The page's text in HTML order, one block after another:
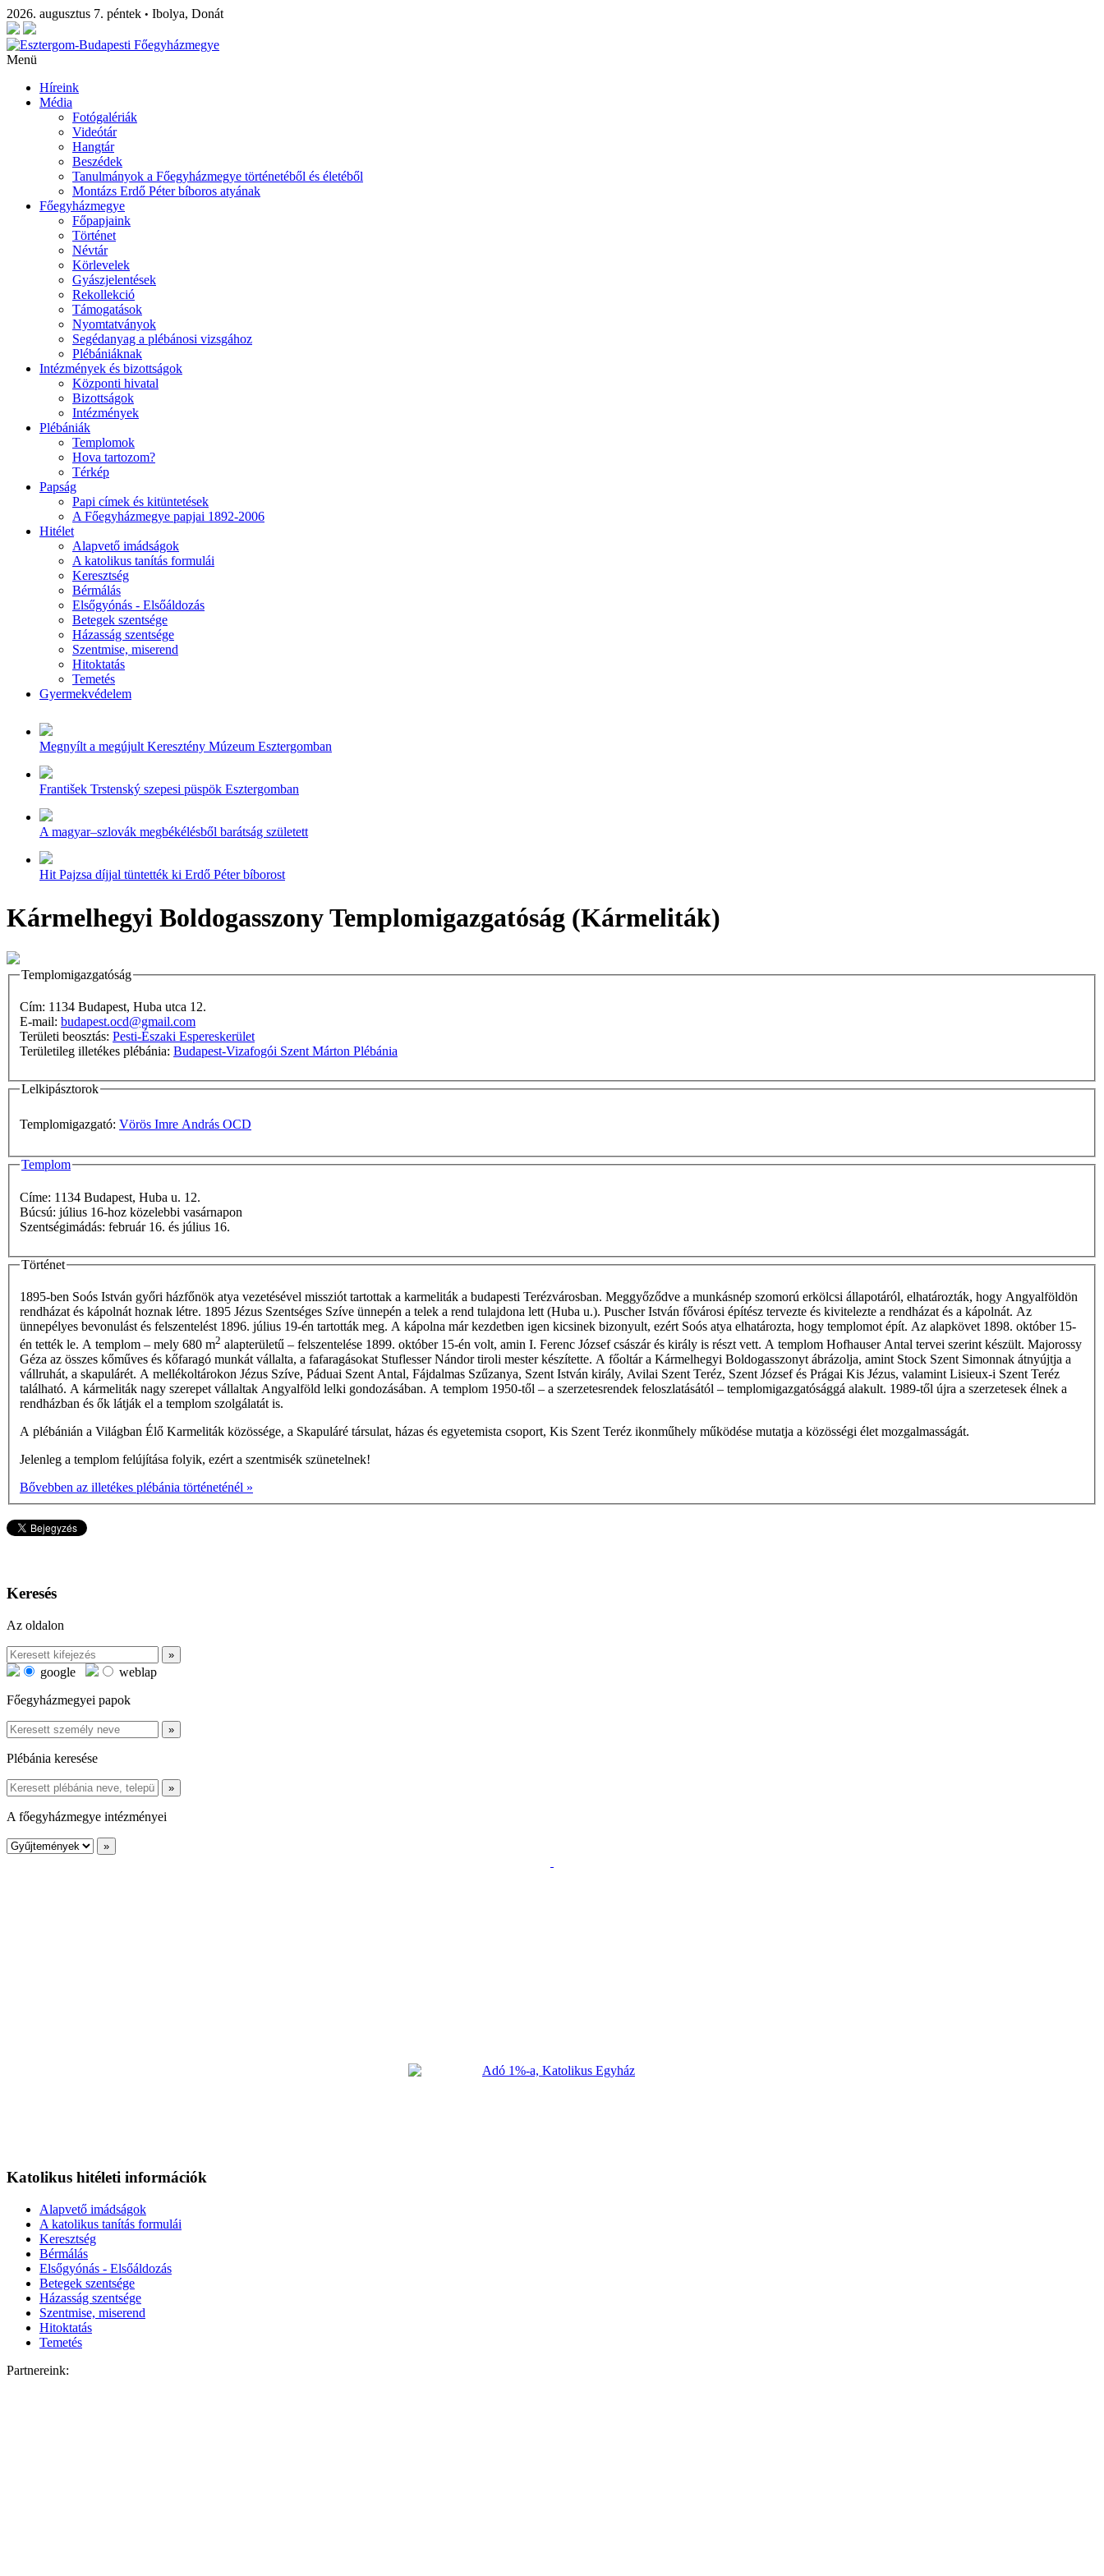
2026. augusztus 7. péntek • Ibolya, Donát
Menü
Híreink
Média
Fotógalériák
Videótár
Hangtár
Beszédek
Tanulmányok a Főegyházmegye történetéből és életéből
Montázs Erdő Péter bíboros atyának
Főegyházmegye
Főpapjaink
Történet
Névtár
Körlevelek
Gyászjelentések
Rekollekció
Támogatások
Nyomtatványok
Segédanyag a plébánosi vizsgához
Plébániáknak
Intézmények és bizottságok
Központi hivatal
Bizottságok
Intézmények
Plébániák
Templomok
Hova tartozom?
Térkép
Papság
Papi címek és kitüntetések
A Főegyházmegye papjai 1892-2006
Hitélet
Alapvető imádságok
A katolikus tanítás formulái
Keresztség
Bérmálás
Elsőgyónás - Elsőáldozás
Betegek szentsége
Házasság szentsége
Szentmise, miserend
Hitoktatás
Temetés
Gyermekvédelem
Megnyílt a megújult Keresztény Múzeum Esztergomban
František Trstenský szepesi püspök Esztergomban
A magyar–szlovák megbékélésből barátság született
Hit Pajzsa díjjal tüntették ki Erdő Péter bíborost
Kármelhegyi Boldogasszony Templomigazgatóság (Kármeliták)
Templomigazgatóság
Cím: 1134 Budapest, Huba utca 12.
E-mail: budapest.ocd@gmail.com
Területi beosztás: Pesti-Északi Espereskerület
Területileg illetékes plébánia: Budapest-Vizafogói Szent Márton Plébánia
Lelkipásztorok
Templomigazgató: Vörös Imre András OCD
Templom
Címe: 1134 Budapest, Huba u. 12.
Búcsú: július 16-hoz közelebbi vasárnapon
Szentségimádás: február 16. és július 16.
Történet
1895-ben Soós István győri házfőnök atya vezetésével missziót tartottak a karmeliták a budapesti Terézvárosban. Meggyőződve a munkásnép szomorú erkölcsi állapotáról, elhatározták, hogy Angyalföldön
rendházat és kápolnát hoznak létre. 1895 Jézus Szentséges Szíve ünnepén a telek a rend tulajdona lett (Huba u.). Puscher István fővárosi építész tervezte és kivitelezte a rendházat és a kápolnát. Az
ünnepélyes bevonulást és felszentelést 1896. július 19-én tartották meg. A kápolna már kezdetben igen kicsinek bizonyult, ezért Soós atya elhatározta, hogy templomot épít. Az alapkövet 1898. október 15-
én tették le. A templom – mely 680 m2 alapterületű – felszentelése 1899. október 15-én volt, amin I. Ferenc József császár és király is részt vett. A templom Hofhauser Antal tervei szerint készült. Majorossy
Géza az összes kőműves és kőfaragó munkát vállalta, a fafaragásokat Stuflesser Nándor tiroli mester készítette. A főoltár a Kármelhegyi Boldogasszonyt ábrázolja, amint Stock Szent Simonnak átnyújtja a
vállruhát, a skapulárét. A mellékoltárokon Jézus Szíve, Páduai Szent Antal, Fájdalmas Szűzanya, Szent István király, Avilai Szent Teréz, Szent József és Prágai Kis Jézus, valamint Lisieux-i Szent Teréz
található. A kármeliták nagy szerepet vállaltak Angyalföld lelki gondozásában. A templom 1950-től – a szerzetesrendek feloszlatásától – templomigazgatósággá alakult. 1989-től újra a szerzetesek élnek a
rendházban és ők látják el a templom szolgálatát is.
A plébánián a Világban Élő Karmeliták közössége, a Skapuláré társulat, házas és egyetemista csoport, Kis Szent Teréz ikonműhely működése mutatja a közösségi élet mozgalmasságát.
Jelenleg a templom felújítása folyik, ezért a szentmisék szünetelnek!
Bővebben az illetékes plébánia történeténél »
Keresés
Az oldalon
google
weblap
Főegyházmegyei papok
Plébánia keresése
A főegyházmegye intézményei
Katolikus hitéleti információk
Alapvető imádságok
A katolikus tanítás formulái
Keresztség
Bérmálás
Elsőgyónás - Elsőáldozás
Betegek szentsége
Házasság szentsége
Szentmise, miserend
Hitoktatás
Temetés
Partnereink: